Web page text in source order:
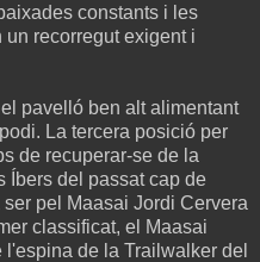
constants i les
recorregut exigent i
pavelló ben alt alimentant
La tercera posició per
de recuperar-se de la
Íbers del passat cap de
pel Maasai Jordi Cervera
classificat, el Maasai
l'espina de la Trailwalker del